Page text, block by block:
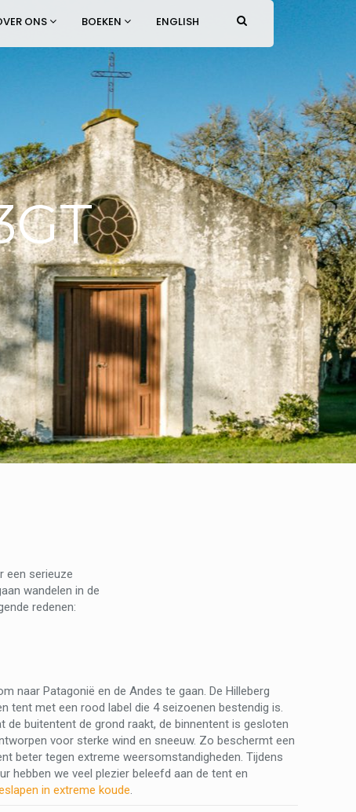
ONS BOEKEN ENGLISH
een serieuze
wandelen in de
redenen:
naar Patagonië en de Andes te gaan. De Hilleberg
tent met een rood label die 4 seizoenen bestendig is.
de buitentent de grond raakt, de binnentent is gesloten
voor sterke wind en sneeuw. Zo beschermt een
beter tegen extreme weersomstandigheden. Tijdens
hebben we veel plezier beleefd aan de tent en
in extreme koude.